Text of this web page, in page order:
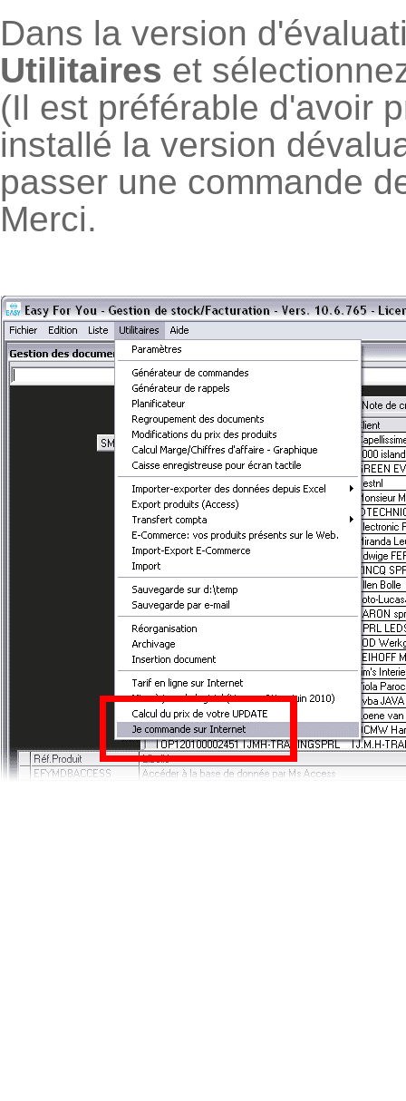
Dans la version
Utilitaires et
(Il est préférable d'avoir
installé la version
passer une commande
Merci.